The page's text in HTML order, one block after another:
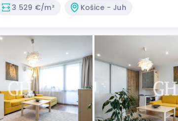
3 529 €/m² Košice - Juh